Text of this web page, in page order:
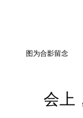
图为合影留念
会上，